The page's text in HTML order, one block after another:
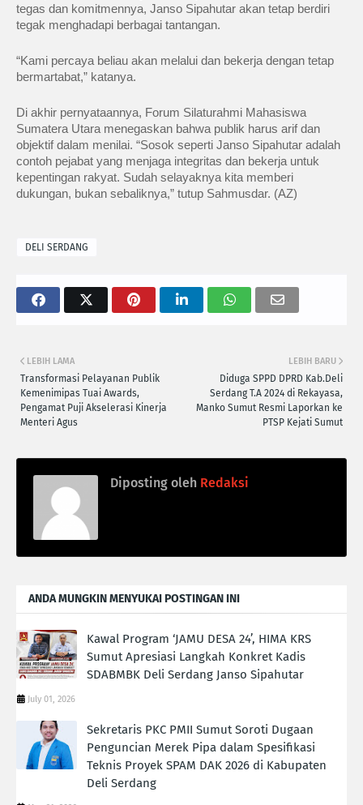
tegas dan komitmennya, Janso Sipahutar akan tetap berdiri
tegak menghadapi berbagai tantangan.
“Kami percaya beliau akan melalui dan bekerja dengan tetap
bermartabat,” katanya.‎‎
Di akhir pernyataannya, Forum Silaturahmi Mahasiswa
Sumatera Utara menegaskan bahwa publik harus arif dan
objektif dalam menilai. “Sosok seperti Janso Sipahutar adalah
contoh pejabat yang menjaga integritas dan bekerja untuk
kepentingan rakyat. Sudah selayaknya kita memberi
dukungan, bukan sebaliknya,” tutup Sahmusdar.‎ (AZ)
DELI SERDANG
LEBIH BARU
Diduga SPPD DPRD Kab.Deli
Serdang T.A 2024 di Rekayasa,
Manko Sumut Resmi Laporkan ke
PTSP Kejati Sumut
LEBIH LAMA
Transformasi Pelayanan Publik
Kemenimipas Tuai Awards,
Pengamat Puji Akselerasi Kinerja
Menteri Agus
Diposting oleh Redaksi
ANDA MUNGKIN MENYUKAI POSTINGAN INI
Kawal Program ‘JAMU DESA 24’, HIMA KRS
Sumut Apresiasi Langkah Konkret Kadis
SDABMBK Deli Serdang Janso Sipahutar
July 01, 2026
Sekretaris PKC PMII Sumut Soroti Dugaan
Penguncian Merek Pipa dalam Spesifikasi
Teknis Proyek SPAM DAK 2026 di Kabupaten
Deli Serdang